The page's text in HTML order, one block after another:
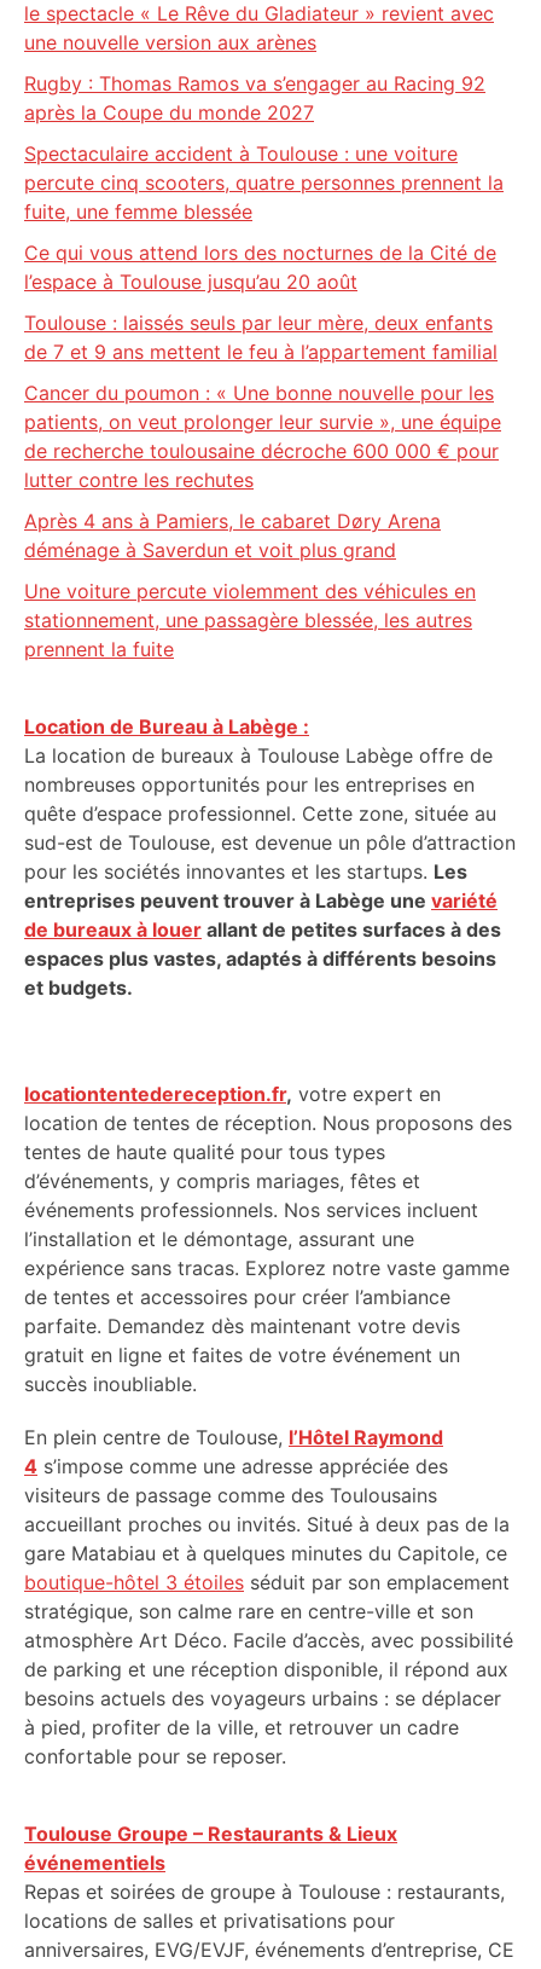
le spectacle « Le Rêve du Gladiateur » revient avec
une nouvelle version aux arènes
Rugby : Thomas Ramos va s’engager au Racing 92
après la Coupe du monde 2027
Spectaculaire accident à Toulouse : une voiture
percute cinq scooters, quatre personnes prennent la
fuite, une femme blessée
Ce qui vous attend lors des nocturnes de la Cité de
l’espace à Toulouse jusqu’au 20 août
Toulouse : laissés seuls par leur mère, deux enfants
de 7 et 9 ans mettent le feu à l’appartement familial
Cancer du poumon : « Une bonne nouvelle pour les
patients, on veut prolonger leur survie », une équipe
de recherche toulousaine décroche 600 000 € pour
lutter contre les rechutes
Après 4 ans à Pamiers, le cabaret Døry Arena
déménage à Saverdun et voit plus grand
Une voiture percute violemment des véhicules en
stationnement, une passagère blessée, les autres
prennent la fuite
Location de Bureau à Labège :
La location de bureaux à Toulouse Labège offre de
nombreuses opportunités pour les entreprises en
quête d’espace professionnel. Cette zone, située au
sud-est de Toulouse, est devenue un pôle d’attraction
pour les sociétés innovantes et les startups. Les
entreprises peuvent trouver à Labège une variété
de bureaux à louer allant de petites surfaces à des
espaces plus vastes, adaptés à différents besoins
et budgets.
locationtentedereception.fr, votre expert en
location de tentes de réception. Nous proposons des
tentes de haute qualité pour tous types
d’événements, y compris mariages, fêtes et
événements professionnels. Nos services incluent
l’installation et le démontage, assurant une
expérience sans tracas. Explorez notre vaste gamme
de tentes et accessoires pour créer l’ambiance
parfaite. Demandez dès maintenant votre devis
gratuit en ligne et faites de votre événement un
succès inoubliable.
En plein centre de Toulouse, l’Hôtel Raymond
4 s’impose comme une adresse appréciée des
visiteurs de passage comme des Toulousains
accueillant proches ou invités. Situé à deux pas de la
gare Matabiau et à quelques minutes du Capitole, ce
boutique-hôtel 3 étoiles séduit par son emplacement
stratégique, son calme rare en centre-ville et son
atmosphère Art Déco. Facile d’accès, avec possibilité
de parking et une réception disponible, il répond aux
besoins actuels des voyageurs urbains : se déplacer
à pied, profiter de la ville, et retrouver un cadre
confortable pour se reposer.
Toulouse Groupe – Restaurants & Lieux
événementiels
Repas et soirées de groupe à Toulouse : restaurants,
locations de salles et privatisations pour
anniversaires, EVG/EVJF, événements d’entreprise, CE